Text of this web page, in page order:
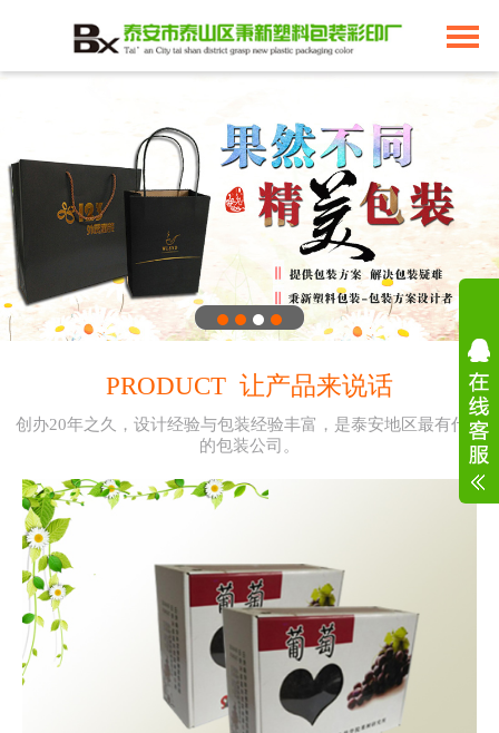
PRODUCT 让产品来说话
创办20年之久，设计经验与包装经验丰富，是泰安地区最有代表
的包装公司。